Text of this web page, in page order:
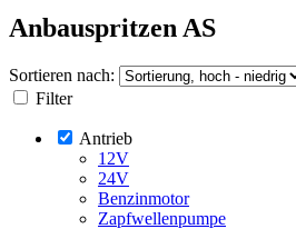
Anbauspritzen AS
Sortieren nach:
Filter
Antrieb
12V
24V
Benzinmotor
Zapfwellenpumpe